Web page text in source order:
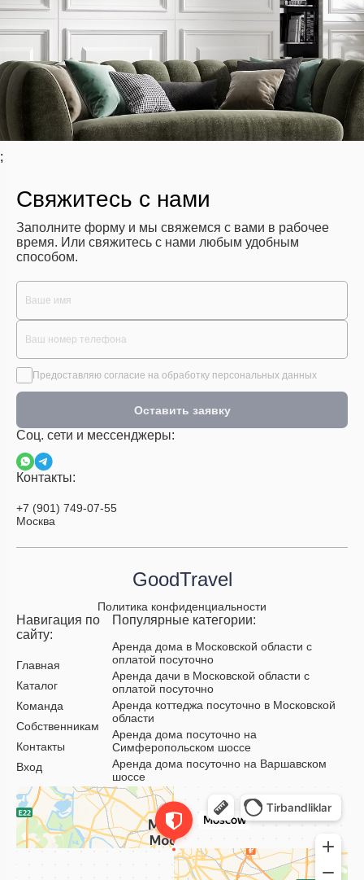
;
Свяжитесь с нами
Заполните форму и мы свяжемся с вами в рабочее
время. Или свяжитесь с нами любым удобным
способом.
Предоставляю согласие на обработку персональных данных
Оставить заявку
Соц. сети и мессенджеры:
Контакты:
+7 (901) 749-07-55
Москва
GoodTravel
Политика конфиденциальности
Навигация по
сайту:
Главная
Каталог
Команда
Собственникам
Контакты
Вход
Популярные категории:
Аренда дома в Московской области с
оплатой посуточно
Аренда дачи в Московской области с
оплатой посуточно
Аренда коттеджа посуточно в Московской
области
Аренда дома посуточно на
Симферопольском шоссе
Аренда дома посуточно на Варшавском
шоссе